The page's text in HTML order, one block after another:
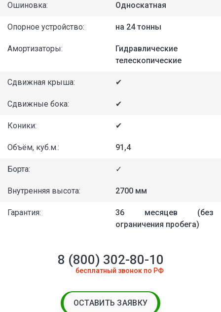
Ошиновка: Односкатная
Опорное устройство: на 24 тонны
Амортизаторы:
Гидравлические
телескопические
Сдвижная крыша: ✔
Сдвижные бока: ✔
Коники: ✔
Объём, куб.м.: 91,4
Борта: ✓
Внутренняя высота: 2700 мм
Гарантия:
36 месяцев (без
ограничения пробега)
8 (800) 302-80-10
бесплатный звонок по РФ
ОСТАВИТЬ ЗАЯВКУ